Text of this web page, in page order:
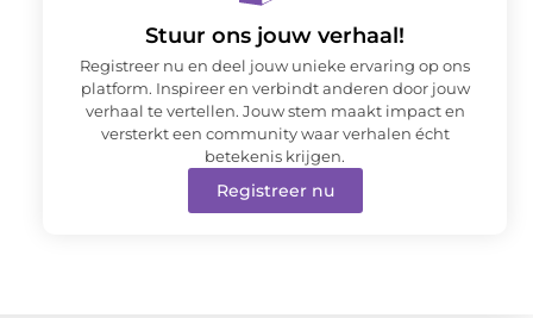
Stuur ons jouw verhaal!
Registreer nu en deel jouw unieke ervaring op ons
platform. Inspireer en verbindt anderen door jouw
verhaal te vertellen. Jouw stem maakt impact en
versterkt een community waar verhalen écht
betekenis krijgen.
Registreer nu